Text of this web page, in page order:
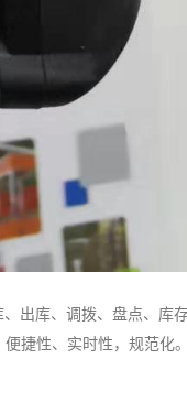
出库、调拨、盘点、库
捷性、实时性，规范化。